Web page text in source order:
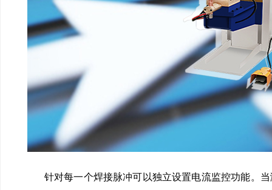
针对每一个焊接脉冲可以独立设置电流监控功能